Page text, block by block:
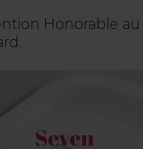
Honorable au